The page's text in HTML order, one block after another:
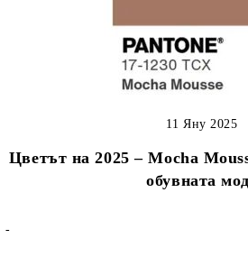
Цветът на 2025 – Mocha
обувната
11 Яну 2025
-